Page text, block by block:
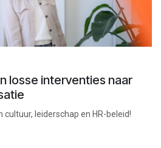
losse interventies naar
cultuur, leiderschap en HR-beleid!